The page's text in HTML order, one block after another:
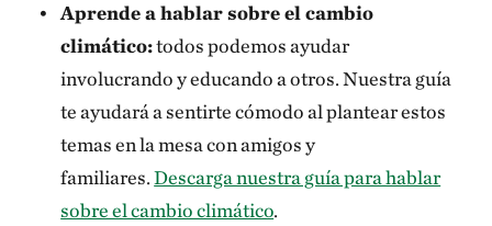
Aprende a hablar sobre el cambio
climático:todos podemos ayudar
involucrando y educando a otros. Nuestra guía
te ayudará a sentirte cómodo al plantear estos
temas en la mesa con amigos y
familiares.Descarga nuestra guía para hablar
sobre el cambio climático.